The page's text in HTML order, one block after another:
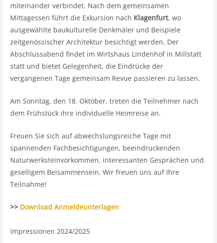
miteinander verbindet. Nach dem gemeinsamen
Mittagessen führt die Exkursion nach Klagenfurt, wo
ausgewählte baukulturelle Denkmäler und Beispiele
zeitgenössischer Architektur besichtigt werden. Der
Abschlussabend findet im Wirtshaus Lindenhof in Millstatt
statt und bietet Gelegenheit, die Eindrücke der
vergangenen Tage gemeinsam Revue passieren zu lassen.
Am Sonntag, den 18. Oktober, treten die Teilnehmer nach
dem Frühstück ihre individuelle Heimreise an.
Freuen Sie sich auf abwechslungsreiche Tage mit
spannenden Fachbesichtigungen, beeindruckenden
Naturwerksteinvorkommen, interessanten Gesprächen und
geselligem Beisammensein. Wir freuen uns auf Ihre
Teilnahme!
>> Download Anmeldeunterlagen
Impressionen 2024/2025